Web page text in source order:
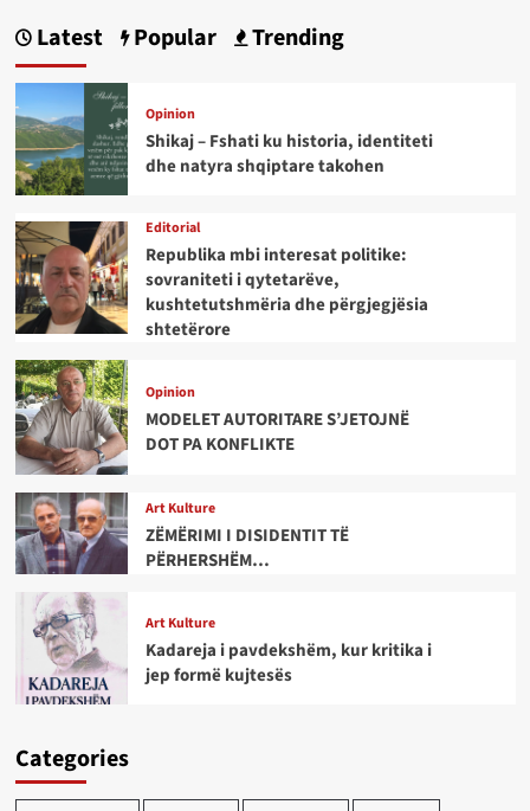
Latest Popular Trending
Opinion
Shikaj – Fshati ku historia, identiteti
dhe natyra shqiptare takohen
Editorial
Republika mbi interesat politike:
sovraniteti i qytetarëve,
kushtetutshmëria dhe përgjegjësia
shtetërore
Opinion
MODELET AUTORITARE S’JETOJNË
DOT PA KONFLIKTE
Art Kulture
ZËMËRIMI I DISIDENTIT TË
PËRHERSHËM…
Art Kulture
Kadareja i pavdekshëm, kur kritika i
jep formë kujtesës
Categories